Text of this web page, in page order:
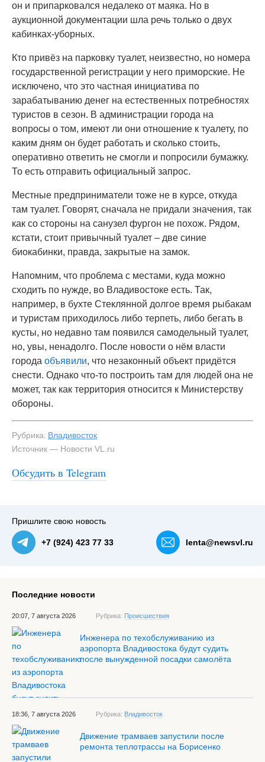
он и припарковался недалеко от маяка. Но в
аукционной документации шла речь только о двух
кабинках-уборных.
Кто привёз на парковку туалет, неизвестно, но номера
государственной регистрации у него приморские. Не
исключено, что это частная инициатива по
зарабатыванию денег на естественных потребностях
туристов в сезон. В администрации города на
вопросы о том, имеют ли они отношение к туалету, по
каким дням он будет работать и сколько стоить,
оперативно ответить не смогли и попросили бумажку.
То есть отправить официальный запрос.
Местные предприниматели тоже не в курсе, откуда
там туалет. Говорят, сначала не придали значения, так
как со стороны на санузел фургон не похож. Рядом,
кстати, стоит привычный туалет – две синие
биокабинки, правда, закрытые на замок.
Напомним, что проблема с местами, куда можно
сходить по нужде, во Владивостоке есть. Так,
например, в бухте Стеклянной долгое время рыбакам
и туристам приходилось либо терпеть, либо бегать в
кусты, но недавно там появился самодельный туалет,
но, увы, ненадолго. После новости о нём власти
города объявили, что незаконный объект придётся
снести. Однако что-то построить там для людей она не
может, так как территория относится к Министерству
обороны.
Рубрика: Владивосток
Источник — Новости VL.ru
Обсудить в Telegram
#3
Рядом с туалетом стоит ёмкость с непонятной
жидкостью — NewsVL.ru
Пришлите свою новость
+7 (924) 423 77 33 lenta@newsvl.ru
Последние новости
20:07, 7 августа 2026 Рубрика: Происшествия
Инженера по техобслуживанию из
аэропорта Владивостока будут судить
после вынужденной посадки самолёта
18:36, 7 августа 2026 Рубрика: Владивосток
Движение трамваев запустили после
ремонта теплотрассы на Борисенко